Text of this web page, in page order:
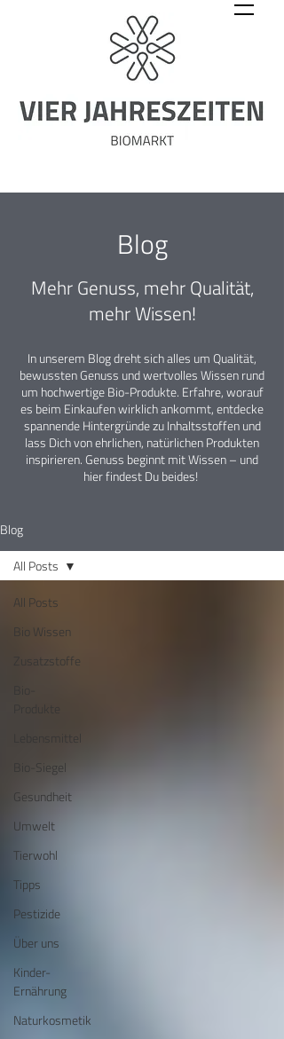
Blog
Mehr Genuss, mehr Qualität,
mehr Wissen!
In unserem Blog dreht sich alles um Qualität,
bewussten Genuss und wertvolles Wissen rund
um hochwertige Bio-Produkte. Erfahre, worauf
es beim Einkaufen wirklich ankommt, entdecke
spannende Hintergründe zu Inhaltsstoffen und
lass Dich von ehrlichen, natürlichen Produkten
inspirieren. Genuss beginnt mit Wissen – und
hier findest Du beides!
Blog
All Posts
Bio Wissen
Zusatzstoffe
Produkte
Lebensmittel
Bio-Siegel
Gesundheit
Umwelt
Tierwohl
Tipps
Pestizide
Über uns
Kinder-
Ernährung
Naturkosmetik
All Posts